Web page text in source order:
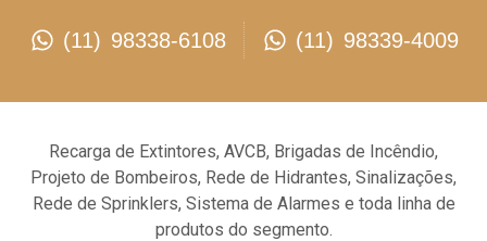
(11) 98338-6108 (11) 98339-4009
Recarga de Extintores, AVCB, Brigadas de Incêndio,
Projeto de Bombeiros, Rede de Hidrantes, Sinalizações,
Rede de Sprinklers, Sistema de Alarmes e toda linha de
produtos do segmento.